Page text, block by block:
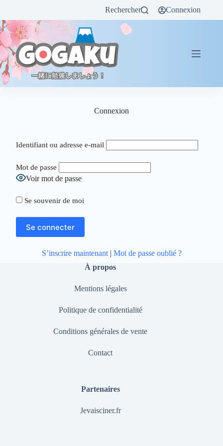
Rechercher Connexion
Connexion
Identifiant ou adresse e-mail
Mot de passe
Voir mot de passe
Se souvenir de moi
S’inscrire maintenant| Mot de passe oublié ?
À propos
Mentions légales
Politique de confidentialité
Conditions générales de vente
Contact
Partenaires
Jevaisciner.fr